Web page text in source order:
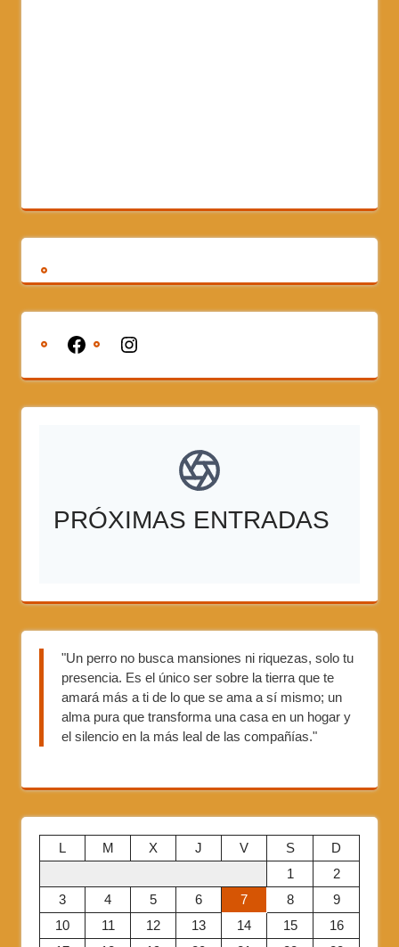
PRÓXIMAS ENTRADAS
"Un perro no busca mansiones ni riquezas, solo tu
presencia. Es el único ser sobre la tierra que te
amará más a ti de lo que se ama a sí mismo; un
alma pura que transforma una casa en un hogar y
el silencio en la más leal de las compañías."
L M X J V S
D
1
2
3
4 5 6 7 8
9
10
11 12 13 14 15
16